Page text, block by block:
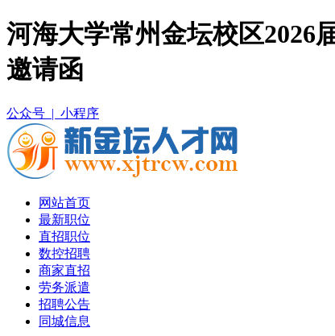
河海大学常州金坛校区
邀请函
公众号 | 小程序
网站首页
最新职位
直招职位
数控招聘
商家直招
劳务派遣
招聘公告
同城信息